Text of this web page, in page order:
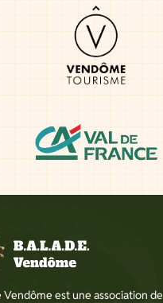
Vendôme est une association de